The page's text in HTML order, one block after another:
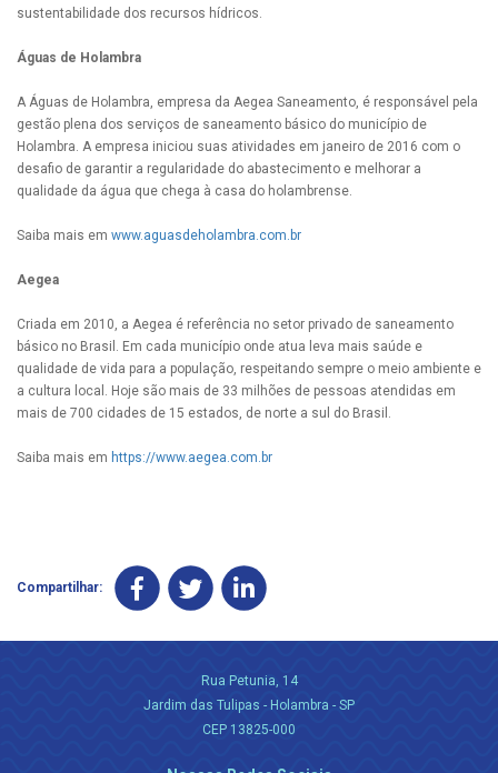
sustentabilidade dos recursos hídricos.
Águas de Holambra
A Águas de Holambra, empresa da Aegea Saneamento, é responsável pela
gestão plena dos serviços de saneamento básico do município de
Holambra. A empresa iniciou suas atividades em janeiro de 2016 com o
desafio de garantir a regularidade do abastecimento e melhorar a
qualidade da água que chega à casa do holambrense.
Saiba mais em www.aguasdeholambra.com.br
Aegea
Criada em 2010, a Aegea é referência no setor privado de saneamento
básico no Brasil. Em cada município onde atua leva mais saúde e
qualidade de vida para a população, respeitando sempre o meio ambiente e
a cultura local. Hoje são mais de 33 milhões de pessoas atendidas em
mais de 700 cidades de 15 estados, de norte a sul do Brasil.
Saiba mais em https://www.aegea.com.br
Compartilhar:
Rua Petunia, 14
Jardim das Tulipas - Holambra - SP
CEP 13825-000